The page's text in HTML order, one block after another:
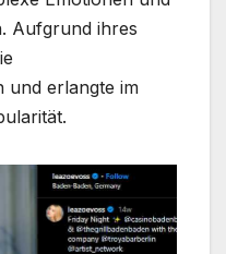
Aufgrund ihres
und erlangte im